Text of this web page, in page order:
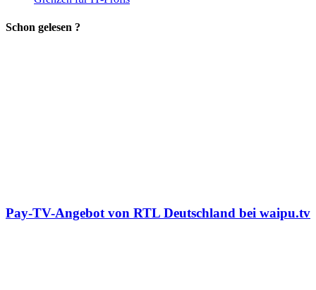
Schon gelesen ?
Pay-TV-Angebot von RTL Deutschland bei waipu.tv